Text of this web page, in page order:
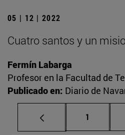
05 | 12 | 2022
Cuatro santos y un
Fermín Labarga
Profesor en la Facultad de
Publicado en: Diario de
Página
1